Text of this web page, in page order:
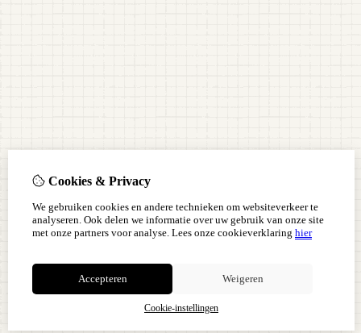
Cookies & Privacy
We gebruiken cookies en andere technieken om websiteverkeer te
analyseren. Ook delen we informatie over uw gebruik van onze site
met onze partners voor analyse. Lees onze cookieverklaring hier
Accepteren Weigeren
Cookie-instellingen